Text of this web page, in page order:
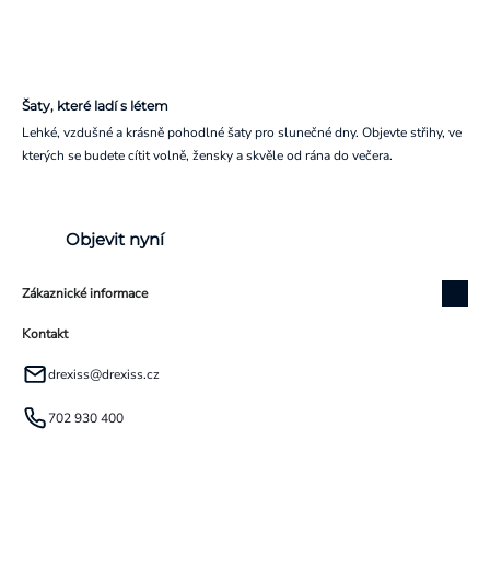
Šaty, které ladí s létem
Lehké, vzdušné a krásně pohodlné šaty pro slunečné dny. Objevte střihy, ve
kterých se budete cítit volně, žensky a skvěle od rána do večera.
Objevit nyní
Zákaznické informace
Kontakt
drexiss@drexiss.cz
702 930 400